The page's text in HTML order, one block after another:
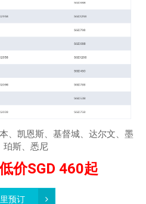
、凯恩斯、基督城、达尔文、墨
珀斯、悉尼
价SGD 460起
预订